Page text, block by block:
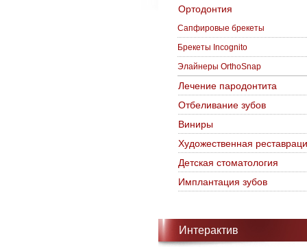
Ортодонтия
Сапфировые брекеты
Брекеты Incognito
Элайнеры OrthoSnap
Лечение пародонтита
Отбеливание зубов
Виниры
Художественная
Детская стоматология
Имплантация зубов
Интерактив